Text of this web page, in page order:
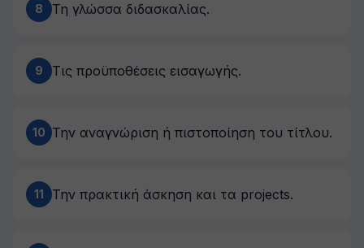
8 Τη γλώσσα διδασκαλίας.
9 Τις προϋποθέσεις εισαγωγής.
10 Την αναγνώριση ή πιστοποίηση του τίτλου.
11 Την πρακτική άσκηση και τα projects.